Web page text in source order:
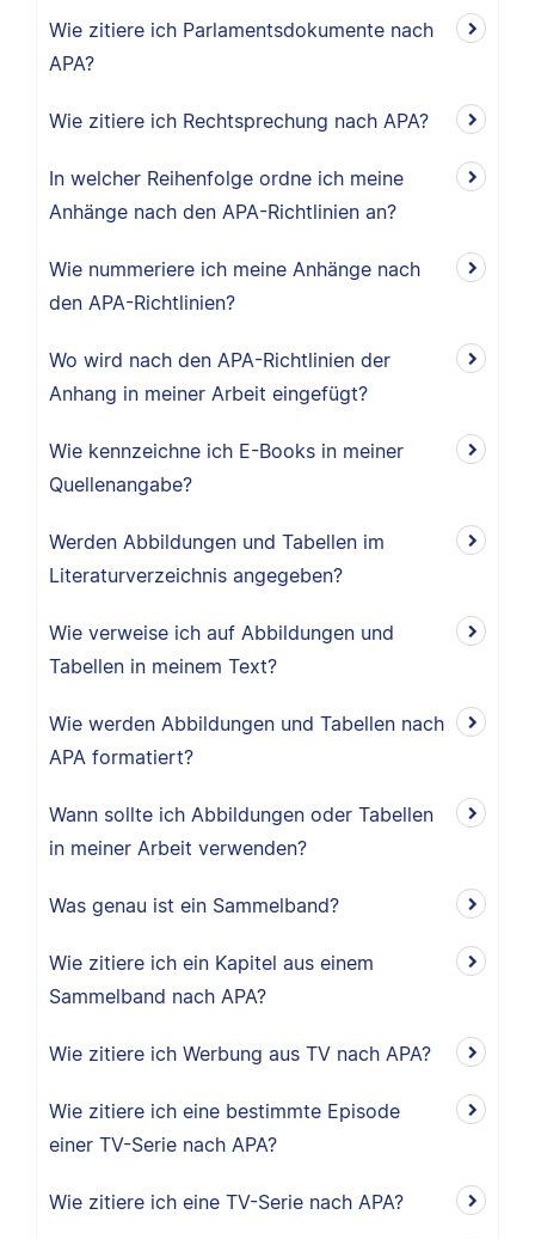
Wie zitiere ich Parlamentsdokumente nach
APA?
Wie zitiere ich Rechtsprechung nach APA?
In welcher Reihenfolge ordne ich meine
Anhänge nach den APA-Richtlinien an?
Wie nummeriere ich meine Anhänge nach
den APA-Richtlinien?
Wo wird nach den APA-Richtlinien der
Anhang in meiner Arbeit eingefügt?
Wie kennzeichne ich E-Books in meiner
Quellenangabe?
Werden Abbildungen und Tabellen im
Literaturverzeichnis angegeben?
Wie verweise ich auf Abbildungen und
Tabellen in meinem Text?
Wie werden Abbildungen und Tabellen nach
APA formatiert?
Wann sollte ich Abbildungen oder Tabellen
in meiner Arbeit verwenden?
Was genau ist ein Sammelband?
Wie zitiere ich ein Kapitel aus einem
Sammelband nach APA?
Wie zitiere ich Werbung aus TV nach APA?
Wie zitiere ich eine bestimmte Episode
einer TV-Serie nach APA?
Wie zitiere ich eine TV-Serie nach APA?